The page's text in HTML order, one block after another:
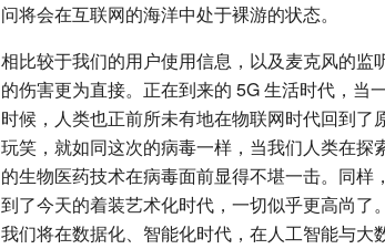
问将会在互联网的海洋中处于裸游的状态。
相比较于我们的用户使用信息，以及麦克风的
的伤害更为直接。正在到来的 5G 生活时代，当
时候，人类也正前所未有地在物联网时代回到
玩笑，就如同这次的病毒一样，当我们人类在
的生物医药技术在病毒面前显得不堪一击。同
到了今天的着装艺术化时代，一切似乎更高尚了
我们将在数据化、智能化时代，在人工智能与大